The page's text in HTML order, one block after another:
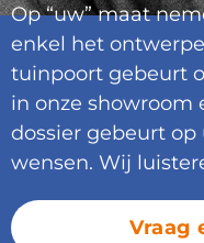
Op “uw” maat
enkel het
tuinpoort gebeurt
in onze showroom
dossier gebeurt
wensen. Wij
Vraag